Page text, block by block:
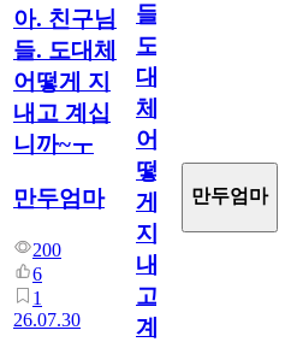
아. 친구님
들. 도대체
어떻게 지
내고 계십
니까~ㅜ
만두엄마
200
6
1
26.07.30
들.
도
대
체
어
떻
게
지
내
고
계
만두엄마